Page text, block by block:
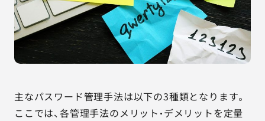
主なパスワード管理手法は以下の3種類となります。
ここでは、各管理手法のメリット・デメリットを定量